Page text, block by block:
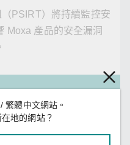
PSIRT）將持續監控安
Moxa 產品的安全漏洞
繁體中文網站。
地的網站？